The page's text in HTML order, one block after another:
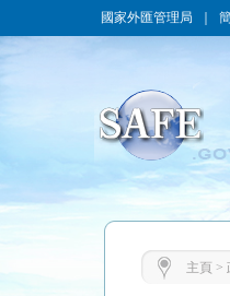
國家外匯管理局
主頁 >